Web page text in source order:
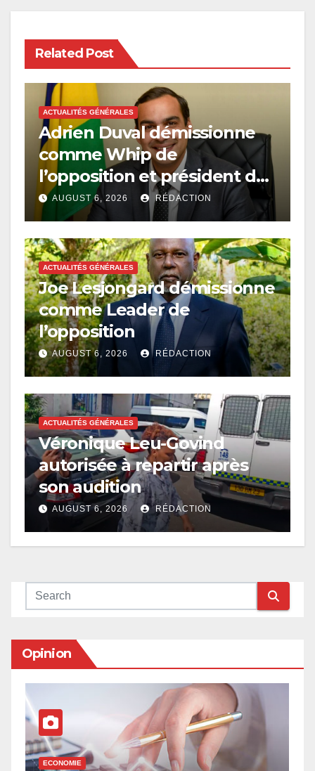
Related Post
ACTUALITÉS GÉNÉRALES
Adrien Duval démissionne
comme Whip de
l’opposition et président du
PAC
AUGUST 6, 2026 RÉDACTION
ACTUALITÉS GÉNÉRALES
Joe Lesjongard démissionne
comme Leader de
l’opposition
AUGUST 6, 2026 RÉDACTION
ACTUALITÉS GÉNÉRALES
Véronique Leu-Govind
autorisée à repartir après
son audition
AUGUST 6, 2026 RÉDACTION
Opinion
ECONOMIE